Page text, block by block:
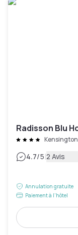
Radisson Blu
Kensington
4.7/5|2 Avis
Annulation gratuite
Paiement à l'hôtel